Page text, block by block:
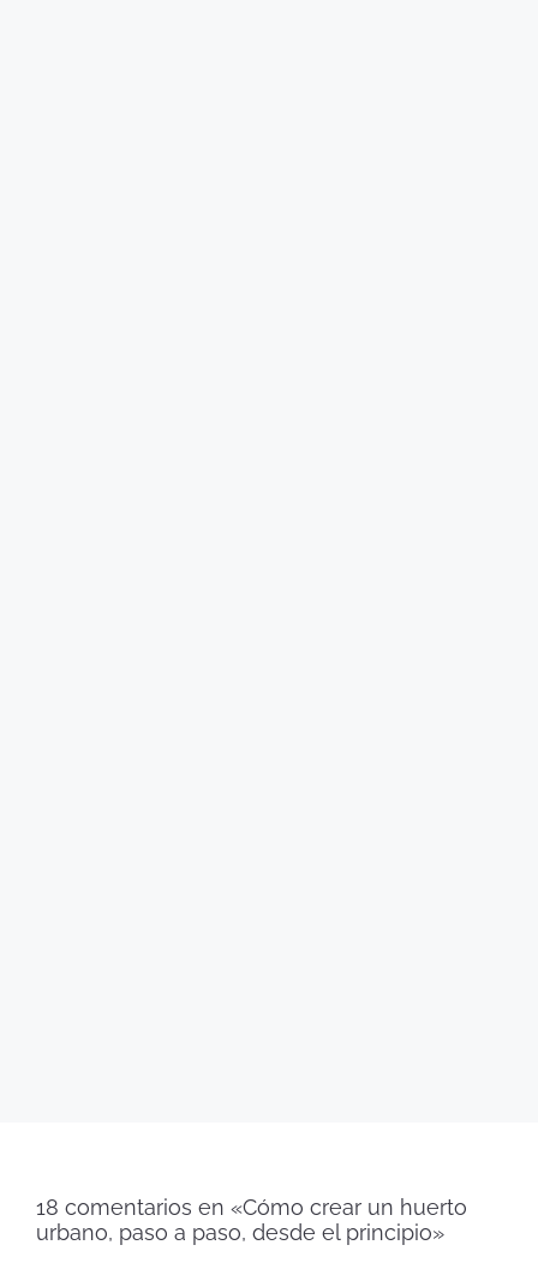
18 comentarios en «Cómo crear un huerto
urbano, paso a paso, desde el principio»